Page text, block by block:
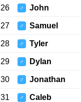
26 ♂ John
27 ♂ Samuel
28 ♂ Tyler
29 ♂ Dylan
30 ♂ Jonathan
31 ♂ Caleb